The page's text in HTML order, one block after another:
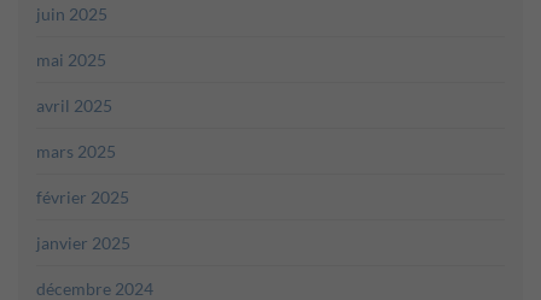
juin 2025
mai 2025
avril 2025
mars 2025
février 2025
janvier 2025
décembre 2024